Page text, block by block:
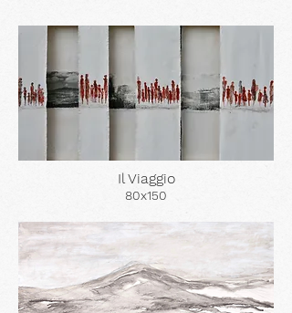
Il Viaggio
80x150